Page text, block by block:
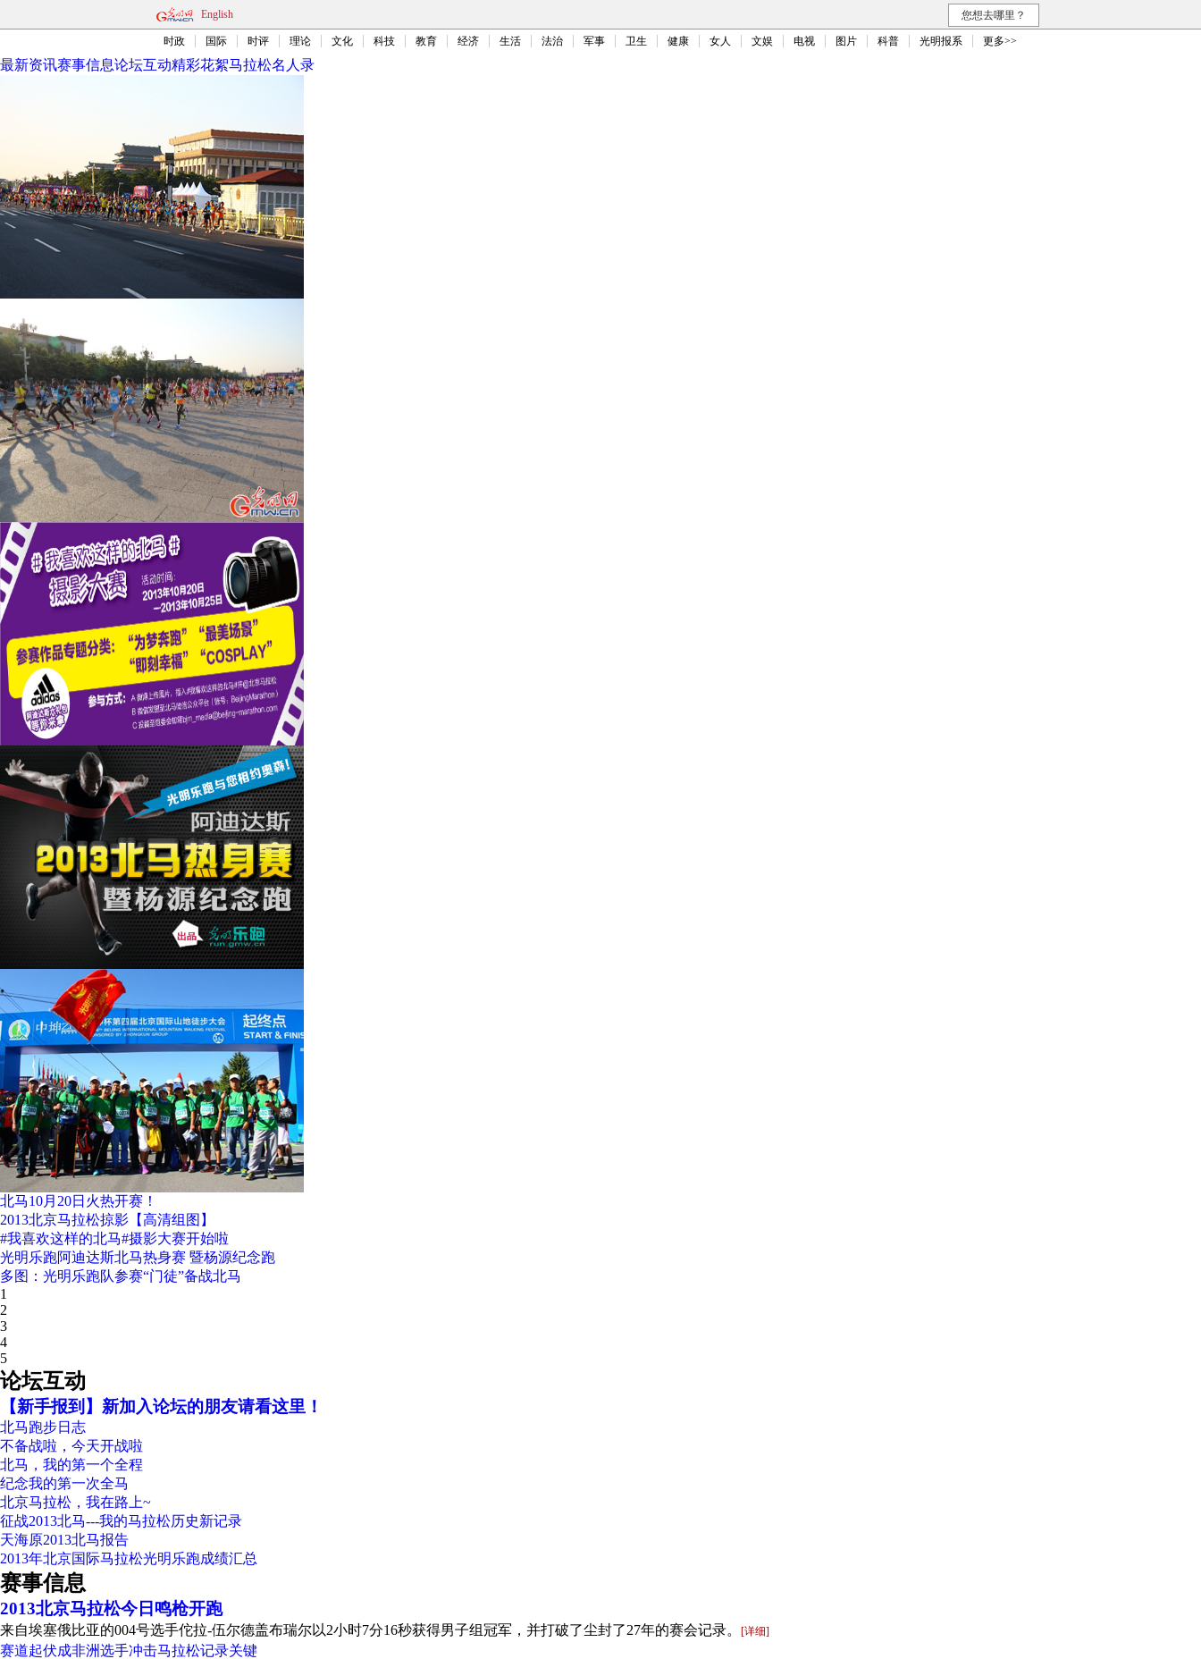
English 您想去哪里？
时政 国际 时评 理论 文化 科技 教育 经济 生活 法治 军事 卫生 健康 女人 文娱 电视 图片 科普 光明报系 更多>>
最新资讯赛事信息论坛互动精彩花絮马拉松名人录
北马10月20日火热开赛！
2013北京马拉松掠影【高清组图】
#我喜欢这样的北马#摄影大赛开始啦
光明乐跑阿迪达斯北马热身赛 暨杨源纪念跑
多图：光明乐跑队参赛“门徒”备战北马
1
2
3
4
5
论坛互动
【新手报到】新加入论坛的朋友请看这里！
北马跑步日志
不备战啦，今天开战啦
北马，我的第一个全程
纪念我的第一次全马
北京马拉松，我在路上~
征战2013北马---我的马拉松历史新记录
天海原2013北马报告
2013年北京国际马拉松光明乐跑成绩汇总
赛事信息
2013北京马拉松今日鸣枪开跑
来自埃塞俄比亚的004号选手佗拉-伍尔德盖布瑞尔以2小时7分16秒获得男子组冠军，并打破了尘封了27年的赛会记录。 [详细]
赛道起伏成非洲选手冲击马拉松记录关键